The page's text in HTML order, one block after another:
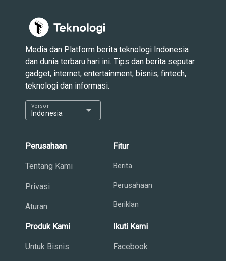
Media dan Platform berita teknologi Indonesia
dan dunia terbaru hari ini. Tips dan berita seputar
gadget, internet, entertainment, bisnis, fintech,
teknologi dan informasi.
Indonesia
Version arrow_drop_down
Perusahaan
Tentang Kami
Privasi
Aturan
Fitur
Berita
Perusahaan
Beriklan
Produk Kami
Untuk Bisnis
Ikuti Kami
Facebook